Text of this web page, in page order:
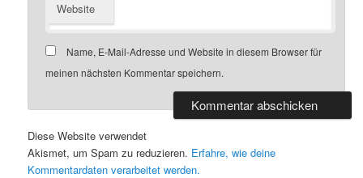
Website
Name, E-Mail-Adresse und Website in diesem Browser für
meinen nächsten Kommentar speichern.
Diese Website verwendet
Akismet, um Spam zu reduzieren. Erfahre, wie deine
Kommentardaten verarbeitet werden.